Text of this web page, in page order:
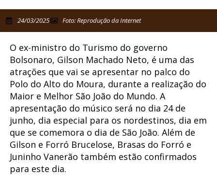
24/03/2025 Foto: Reprodução da Internet
O ex-ministro do Turismo do governo
Bolsonaro, Gilson Machado Neto, é uma das
atrações que vai se apresentar no palco do
Polo do Alto do Moura, durante a realização do
Maior e Melhor São João do Mundo. A
apresentação do músico será no dia 24 de
junho, dia especial para os nordestinos, dia em
que se comemora o dia de São João. Além de
Gilson e Forró Brucelose, Brasas do Forró e
Juninho Vanerão também estão confirmados
para este dia.